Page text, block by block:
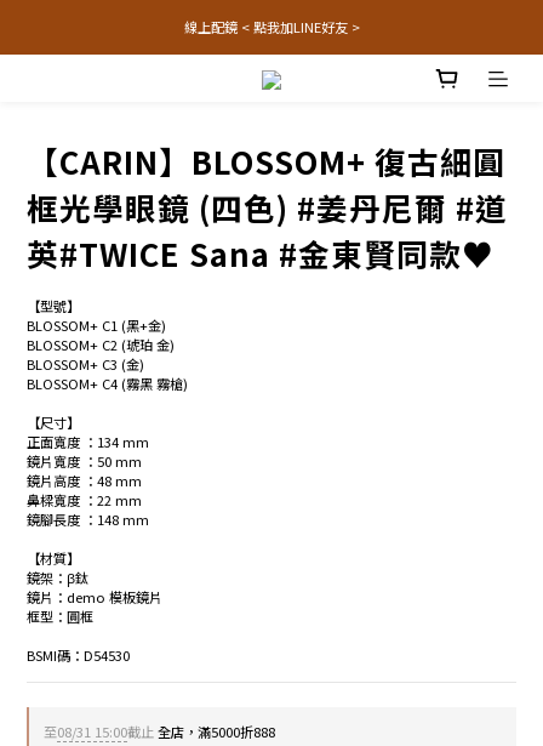
線上配鏡 < 點我加LINE好友 >
【CARIN】BLOSSOM+ 復古細圓
框光學眼鏡 (四色) #姜丹尼爾 #道
英#TWICE Sana #金東賢同款♥
【型號】
BLOSSOM+ C1 (黑+金)
BLOSSOM+ C2 (琥珀 金)
BLOSSOM+ C3 (金)
BLOSSOM+ C4 (霧黑 霧槍)
【尺寸】
正面寬度 ：134 mm
鏡片寬度 ：50 mm
鏡片高度 ：48 mm
鼻樑寬度 ：22 mm
鏡腳長度 ：148 mm
【材質】
鏡架：β鈦
鏡片：demo 模板鏡片
框型：圓框
BSMI碼：D54530
至08/31 15:00截止全店，滿5000折888